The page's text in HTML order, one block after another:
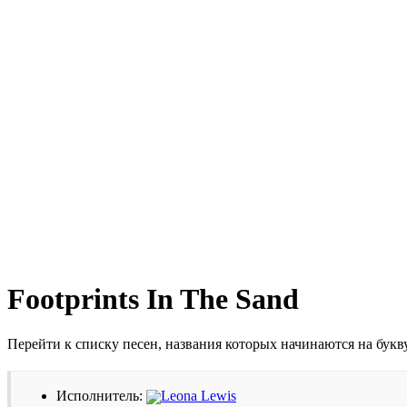
Footprints In The Sand
Перейти к списку песен, названия которых начинаются на
Исполнитель: Leona Lewis